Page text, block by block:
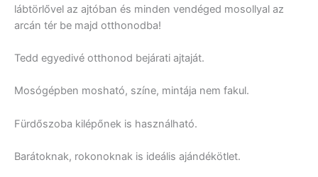
lábtörlővel az ajtóban és minden vendéged mosollyal az
arcán tér be majd otthonodba!
Tedd egyedivé otthonod bejárati ajtaját.
Mosógépben mosható, színe, mintája nem fakul.
Fürdőszoba kilépőnek is használható.
Barátoknak, rokonoknak is ideális ajándékötlet.